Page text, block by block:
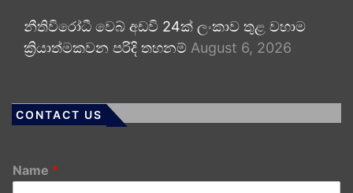
නීතිවිරෝධී වෙබ් අඩවි 24ක් ලංකාව තුළ වහාම
ක්‍රියාත්මකවන පරිදි තහනම් August 6, 2026
CONTACT US
Name *